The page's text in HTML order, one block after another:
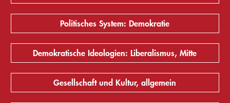
Politisches System: Demokratie
Demokratische Ideologien: Liberalismus, Mitte
Gesellschaft und Kultur, allgemein